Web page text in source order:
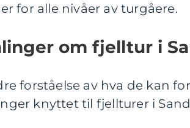
for alle nivåer av turgåere.
om fjelltur i
forståelse av hva de kan
knyttet til fjellturer i